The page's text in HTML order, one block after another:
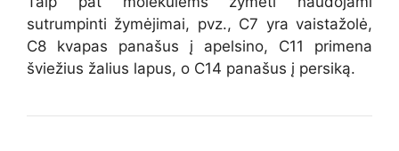
sutrumpinti žymėjimai, pvz., C7 yra vaistažolė,
C8 kvapas panašus į apelsino, C11 primena
šviežius žalius lapus, o C14 panašus į persiką.